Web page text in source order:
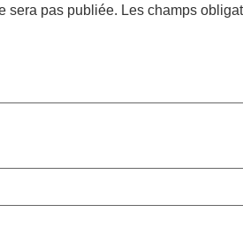
sera pas publiée. Les champs